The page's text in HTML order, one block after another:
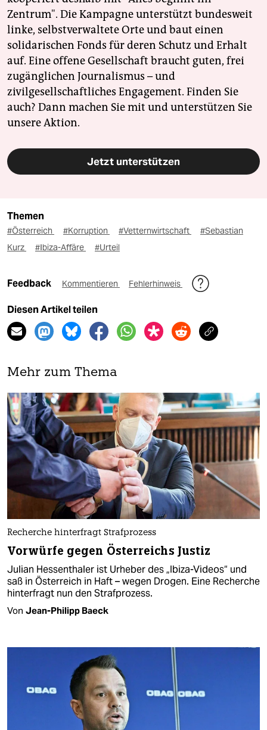
Zentrum". Die Kampagne unterstützt bundesweit
linke, selbstverwaltete Orte und baut einen
solidarischen Fonds für deren Schutz und Erhalt
auf. Eine offene Gesellschaft braucht guten, frei
zugänglichen Journalismus – und
zivilgesellschaftliches Engagement. Finden Sie
auch? Dann machen Sie mit und unterstützen Sie
unsere Aktion.
Jetzt unterstützen
Themen
#Österreich #Korruption #Vetternwirtschaft
#Sebastian
Kurz
#Ibiza-Affäre #Urteil
Feedback Kommentieren Fehlerhinweis
Diesen Artikel teilen
Mehr zum Thema
Recherche hinterfragt Strafprozess
Vorwürfe gegen Österreichs Justiz
Julian Hessenthaler ist Urheber des „Ibiza-Videos“ und
saß in Österreich in Haft – wegen Drogen. Eine Recherche
hinterfragt nun den Strafprozess.
Von Jean-Philipp Baeck